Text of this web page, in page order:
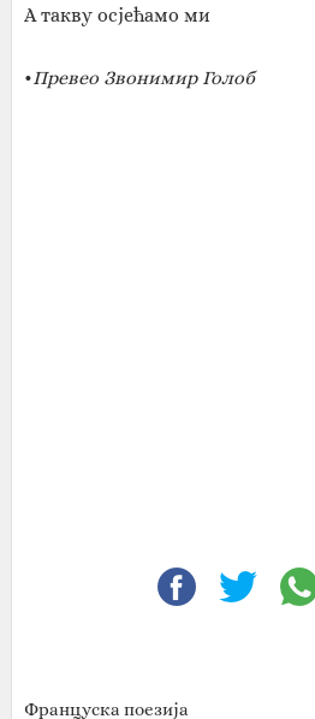
А такву осјећамо ми
•Превео Звонимир Голоб
Француска поезија